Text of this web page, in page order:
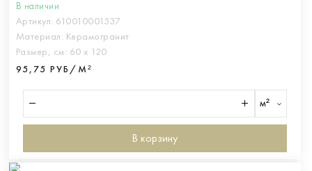
В наличии
Артикул: 610010001537
Материал: Керамогранит
Размер, см: 60 х 120
95,75 РУБ/М²
м²
В корзину